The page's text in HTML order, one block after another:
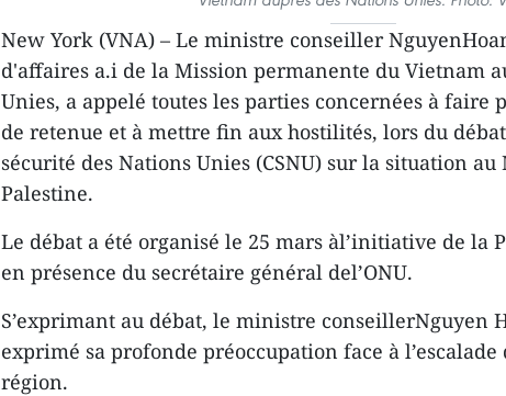
New York (VNA) – Le ministre conseiller
d'affaires a.i de la Mission permanente du Vietnam
Unies, a appelé toutes les parties concernées à faire
de retenue et à mettre fin aux hostilités, lors du
sécurité des Nations Unies (CSNU) sur la situation
Palestine.
Le débat a été organisé le 25 mars àl’initiative de la
en présence du secrétaire général del’ONU.
S’exprimant au débat, le ministre conseillerNguyen
exprimé sa profonde préoccupation face à l’escalade
région.